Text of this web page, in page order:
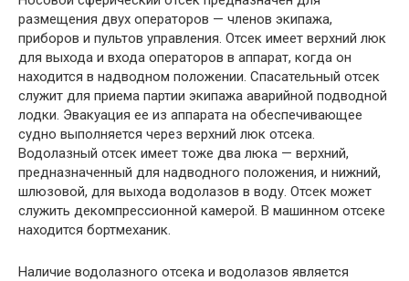
размещения двух операторов — членов экипажа,
приборов и пультов управления. Отсек имеет верхний люк
для выхода и входа операторов в аппарат, когда он
находится в надводном положении. Спасательный отсек
служит для приема партии экипажа аварийной подводной
лодки. Эвакуация ее из аппарата на обеспечивающее
судно выполняется через верхний люк отсека.
Водолазный отсек имеет тоже два люка — верхний,
предназначенный для надводного положения, и нижний,
шлюзовой, для выхода водолазов в воду. Отсек может
служить декомпрессионной камерой. В машинном отсеке
находится бортмеханик.
Наличие водолазного отсека и водолазов является